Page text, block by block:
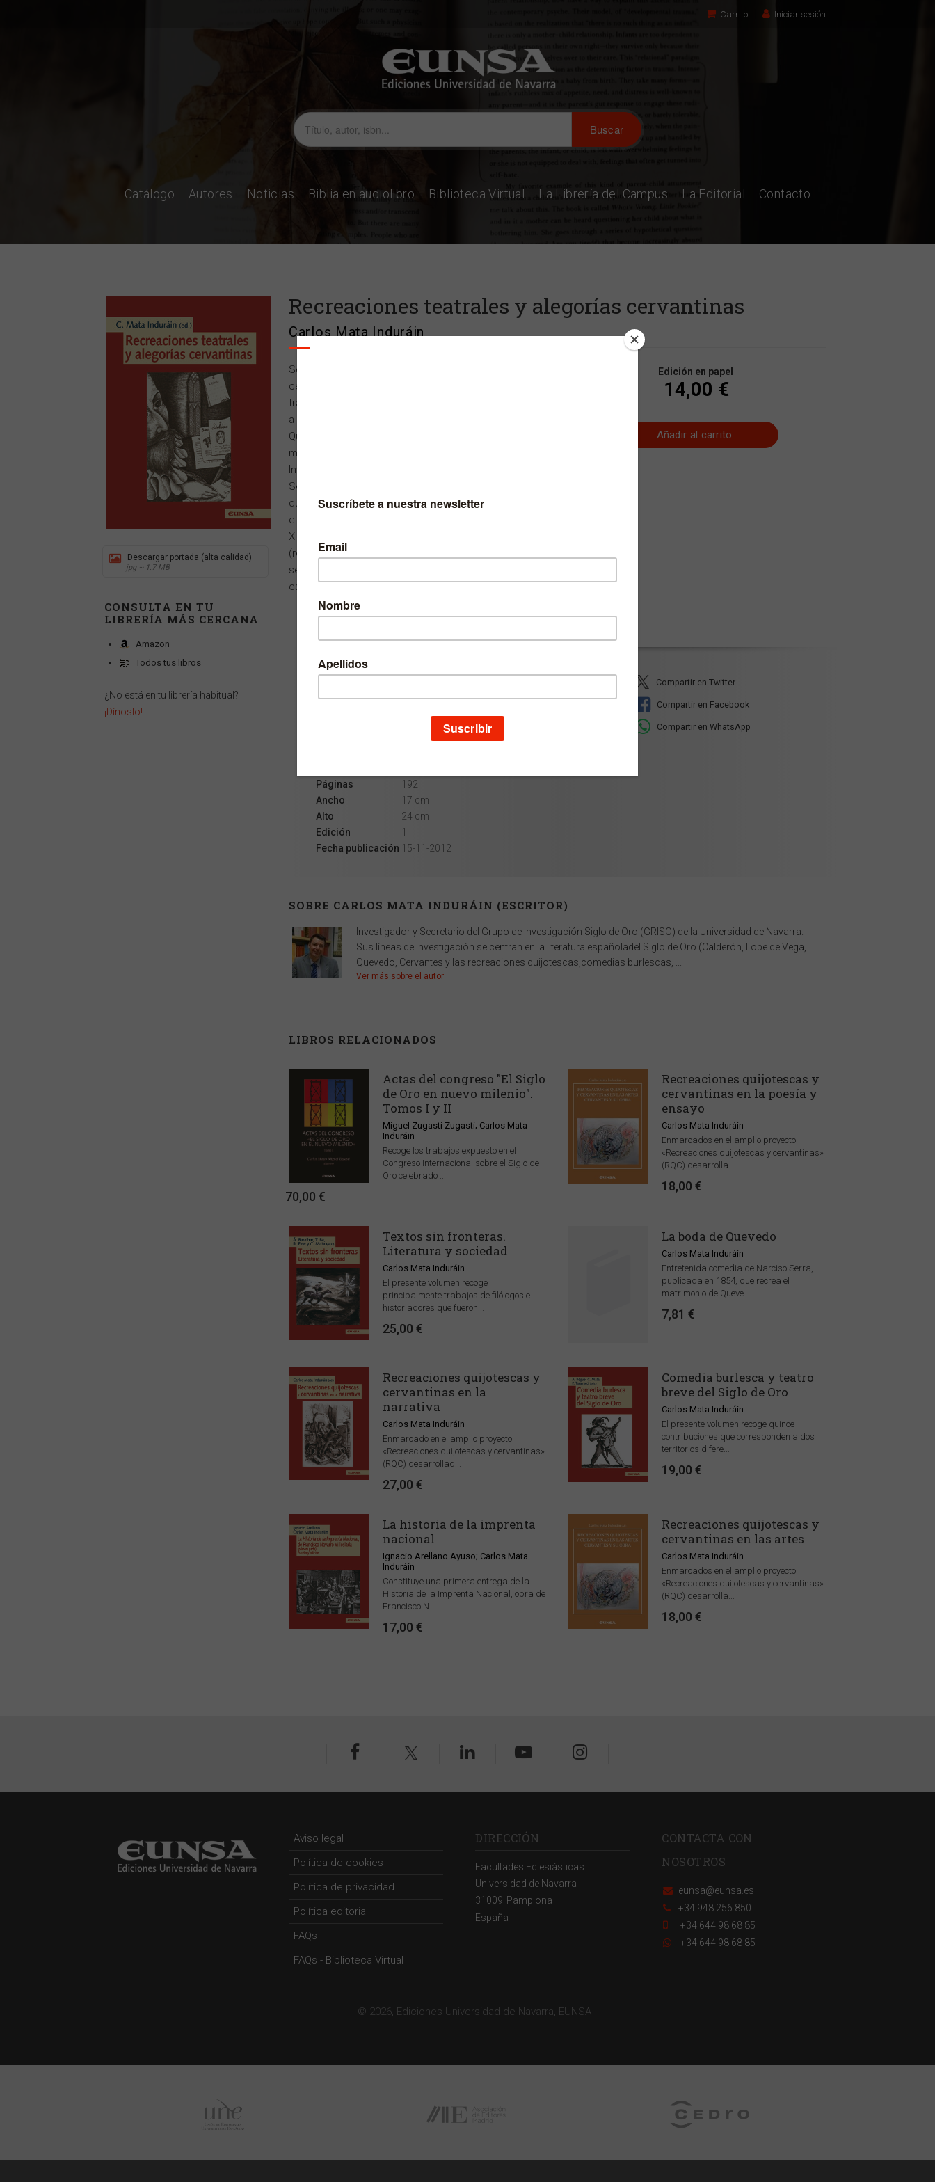
Carrito Iniciar sesión
Catálogo Autores Noticias Biblia en audiolibro Biblioteca Virtual La Librería del Campus La Editorial Contacto
Descargar portada (alta calidad)
jpg ~ 1.7 MB
CONSULTA EN TU
LIBRERÍA MÁS CERCANA
Amazon
Todos tus libros
¿No está en tu librería habitual?
¡Dínoslo!
Recreaciones teatrales y alegorías cervantinas
Carlos Mata Induráin
Se reúnen en este volumen una docena larga de estudios
cervantinos, agrupados en dos bloques temáticos distintos. Los
trabajos que integran el primer apartado, más nutrido, responden
a investigaciones relacionadas con el proyecto «Recreaciones
Quijotescas y Cervantinas» (RQC), que se inserta en el marco
más amplio del «Proyecto Cervantes 2011-2017» del Grupo de
Investigación Siglo de Oro (GRISO) de la Universidad de Navarra.
Se trata de once trabajos que analizan variadas recreaciones
quijotescas y/o cervantinas en el teatro español, que van desde
el propio siglo XVII hasta nuestros días, pasando por el XVIII, el
XIX y el XX; pero también en otras literaturas e idiomas
(recreaciones cervantinas en Rusia, Portugal e Italia). Un
segundo apartado, más breve, incluye otros dos trabajos que
estudian alegorías cervantinas.
Edición en papel
14,00 €
Añadir al carrito
Escritor
Materia
Lengua y Literatura
Castellano
9788431328931
Páginas
192
Ancho
17 cm
Alto
24 cm
Edición
1
Fecha publicación 15-11-2012
Compartir en Twitter
Compartir en Facebook
Compartir en WhatsApp
SOBRE CARLOS MATA INDURÁIN (ESCRITOR)
Investigador y Secretario del Grupo de Investigación Siglo de Oro (GRISO) de la Universidad de Navarra.
Sus líneas de investigación se centran en la literatura españoladel Siglo de Oro (Calderón, Lope de Vega,
Quevedo, Cervantes y las recreaciones quijotescas,comedias burlescas, ...
Ver más sobre el autor
LIBROS RELACIONADOS
Actas del congreso "El Siglo
de Oro en nuevo milenio".
Tomos I y II
Miguel Zugasti Zugasti; Carlos Mata
Induráin
Recoge los trabajos expuesto en el
Congreso Internacional sobre el Siglo de
Oro celebrado ...
70,00 €
Recreaciones quijotescas y
cervantinas en la poesía y
ensayo
Carlos Mata Induráin
Enmarcados en el amplio proyecto
«Recreaciones quijotescas y cervantinas»
(RQC) desarrolla...
18,00 €
Textos sin fronteras.
Literatura y sociedad
Carlos Mata Induráin
El presente volumen recoge
principalmente trabajos de filólogos e
historiadores que fueron...
25,00 €
La boda de Quevedo
Carlos Mata Induráin
Entretenida comedia de Narciso Serra,
publicada en 1854, que recrea el
matrimonio de Queve...
7,81 €
Recreaciones quijotescas y
cervantinas en la
narrativa
Carlos Mata Induráin
Enmarcado en el amplio proyecto
«Recreaciones quijotescas y cervantinas»
(RQC) desarrollad...
27,00 €
Comedia burlesca y teatro
breve del Siglo de Oro
Carlos Mata Induráin
El presente volumen recoge quince
contribuciones que corresponden a dos
territorios difere...
19,00 €
La historia de la imprenta
nacional
Ignacio Arellano Ayuso; Carlos Mata
Induráin
Constituye una primera entrega de la
Historia de la Imprenta Nacional, obra de
Francisco N...
17,00 €
Recreaciones quijotescas y
cervantinas en las artes
Carlos Mata Induráin
Enmarcados en el amplio proyecto
«Recreaciones quijotescas y cervantinas»
(RQC) desarrolla...
18,00 €
Aviso legal
Política de cookies
Política de privacidad
Política editorial
FAQs
FAQs - Biblioteca Virtual
DIRECCIÓN
Facultades Eclesiásticas.
Universidad de Navarra
31009 Pamplona
España
CONTACTA CON
NOSOTROS
eunsa@eunsa.es
+34 948 256 850
+34 644 98 68 85
+34 644 98 68 85
© 2026, Ediciones Universidad de Navarra, EUNSA